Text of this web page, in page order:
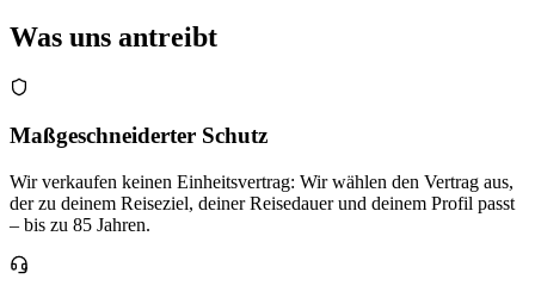
Was uns antreibt
Maßgeschneiderter Schutz
Wir verkaufen keinen Einheitsvertrag: Wir wählen den Vertrag aus,
der zu deinem Reiseziel, deiner Reisedauer und deinem Profil passt
– bis zu 85 Jahren.